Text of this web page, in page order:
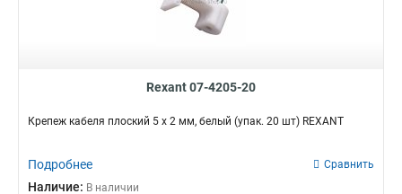
Rexant 07-4205-20
Крепеж кабеля плоский 5 х 2 мм, белый (упак. 20 шт) REXANT
Подробнее Сравнить
Наличие: В наличии